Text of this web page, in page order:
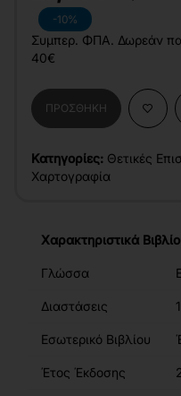
-10%
Συμπερ. ΦΠΑ. Δωρεάν
40€
ΠΡΟΣΘΉΚΗ
Κατηγορίες: Θετικές
Χαρτογραφία
Χαρακτηριστικά
Γλώσσα
Διαστάσεις
Εσωτερικό Βιβλίου
Έτος Έκδοσης